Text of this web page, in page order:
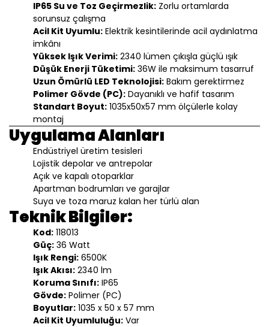
IP65 Su ve Toz Geçirmezlik: Zorlu ortamlarda
sorunsuz çalışma
Acil Kit Uyumlu: Elektrik kesintilerinde acil aydınlatma
imkânı
Yüksek Işık Verimi: 2340 lümen çıkışla güçlü ışık
Düşük Enerji Tüketimi: 36W ile maksimum tasarruf
Uzun Ömürlü LED Teknolojisi: Bakım gerektirmez
Polimer Gövde (PC): Dayanıklı ve hafif tasarım
Standart Boyut: 1035x50x57 mm ölçülerle kolay
montaj
Uygulama Alanları
Endüstriyel üretim tesisleri
Lojistik depolar ve antrepolar
Açık ve kapalı otoparklar
Apartman bodrumları ve garajlar
Suya ve toza maruz kalan her türlü alan
Teknik Bilgiler:
Kod: 118013
Güç: 36 Watt
Işık Rengi: 6500K
Işık Akısı: 2340 lm
Koruma Sınıfı: IP65
Gövde: Polimer (PC)
Boyutlar: 1035 x 50 x 57 mm
Acil Kit Uyumluluğu: Var